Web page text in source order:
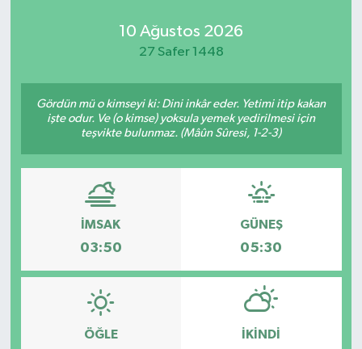
10 Ağustos 2026
27 Safer 1448
Gördün mü o kimseyi ki: Dini inkâr eder. Yetimi itip kakan
işte odur. Ve (o kimse) yoksula yemek yedirilmesi için
teşvikte bulunmaz. (Mâûn Sûresi, 1-2-3)
İMSAK
03:50
GÜNEŞ
05:30
ÖĞLE İKINDI
Resmi İlanlar
Teknoloji
Tatil ve Seyahat
Okul Gazetesi
Haber Arşivi